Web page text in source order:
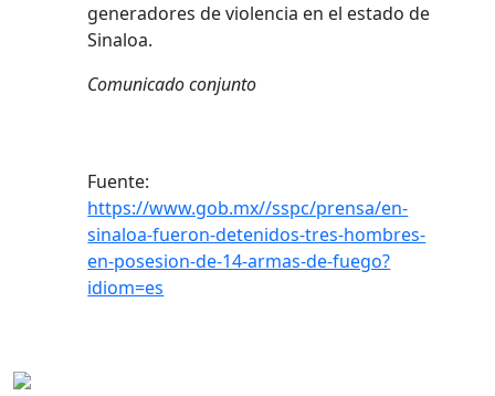
generadores de violencia en el estado de
Sinaloa.
Comunicado conjunto
Fuente:
https://www.gob.mx//sspc/prensa/en-
sinaloa-fueron-detenidos-tres-hombres-
en-posesion-de-14-armas-de-fuego?
idiom=es